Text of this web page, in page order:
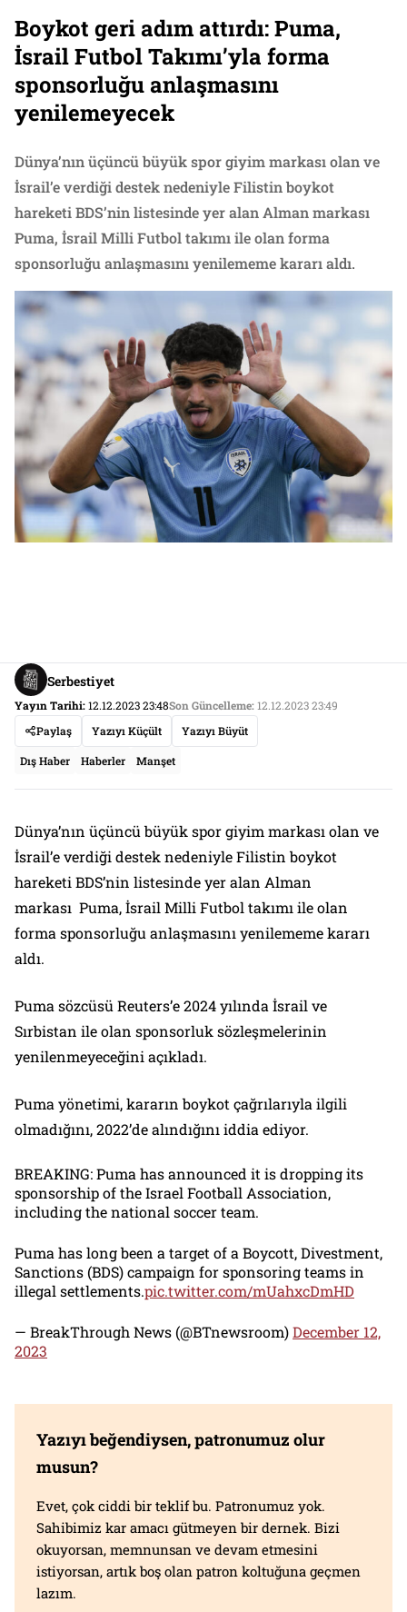
Boykot geri adım attırdı: Puma,
İsrail Futbol Takımı’yla forma
sponsorluğu anlaşmasını
yenilemeyecek
Dünya’nın üçüncü büyük spor giyim markası olan ve
İsrail’e verdiği destek nedeniyle Filistin boykot
hareketi BDS’nin listesinde yer alan Alman markası
Puma, İsrail Milli Futbol takımı ile olan forma
sponsorluğu anlaşmasını yenilememe kararı aldı.
Serbestiyet
Yayın Tarihi:12.12.2023 23:48Son Güncelleme:12.12.2023 23:49
Paylaş
Yazıyı Küçült Yazıyı Büyüt
Dış Haber Haberler Manşet
Dünya’nın üçüncü büyük spor giyim markası olan ve
İsrail’e verdiği destek nedeniyle Filistin boykot
hareketi BDS’nin listesinde yer alan Alman
markası Puma, İsrail Milli Futbol takımı ile olan
forma sponsorluğu anlaşmasını yenilememe kararı
aldı.
Puma sözcüsü Reuters’e 2024 yılında İsrail ve
Sırbistan ile olan sponsorluk sözleşmelerinin
yenilenmeyeceğini açıkladı.
Puma yönetimi, kararın boykot çağrılarıyla ilgili
olmadığını, 2022’de alındığını iddia ediyor.
BREAKING: Puma has announced it is dropping its
sponsorship of the Israel Football Association,
including the national soccer team.
Puma has long been a target of a Boycott, Divestment,
Sanctions (BDS) campaign for sponsoring teams in
illegal settlements.pic.twitter.com/mUahxcDmHD
— BreakThrough News (@BTnewsroom)December 12,
2023
Yazıyı beğendiysen, patronumuz olur
musun?
Evet, çok ciddi bir teklif bu. Patronumuz yok.
Sahibimiz kar amacı gütmeyen bir dernek. Bizi
okuyorsan, memnunsan ve devam etmesini
istiyorsan, artık boş olan patron koltuğuna geçmen
lazım.